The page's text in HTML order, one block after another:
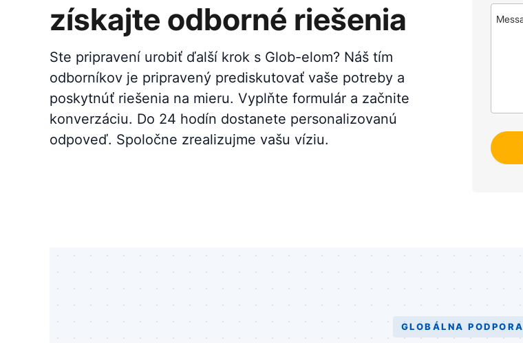
GLOBÁLNA PODPORA
získajte odborné riešenia
Ste pripravení urobiť ďalší krok s Glob-elom? Náš tím
odborníkov je pripravený prediskutovať vaše potreby a
poskytnúť riešenia na mieru. Vyplňte formulár a začnite
konverzáciu. Do 24 hodín dostanete personalizovanú
odpoveď. Spoločne zrealizujme vašu víziu.